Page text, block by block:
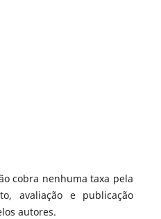
cobra nenhuma taxa pela
avaliação e publicação
autores.